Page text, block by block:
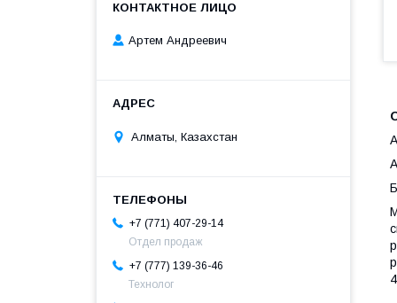
Артем Андреевич
Алматы, Казахстан
+7 (771) 407-29-14
Отдел продаж
+7 (777) 139-36-46
Технолог